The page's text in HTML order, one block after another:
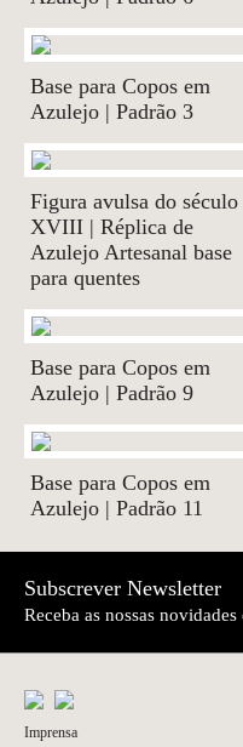
Base para Copos em
Azulejo | Padrão 3
Figura avulsa do século
XVIII | Réplica de
Azulejo Artesanal base
para quentes
Base para Copos em
Azulejo | Padrão 9
Base para Copos em
Azulejo | Padrão 11
Subscrever Newsletter
Receba as nossas
Imprensa